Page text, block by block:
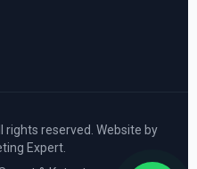
rights reserved. Website by
Expert.